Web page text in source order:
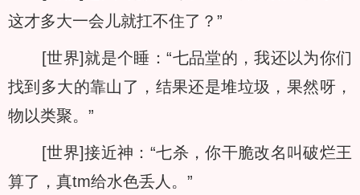
这才多大一会儿就扛不住了？”
[世界]就是个睡：“七品堂的，我还以为你们
找到多大的靠山了，结果还是堆垃圾，果然呀，
物以类聚。”
[世界]接近神：“七杀，你干脆改名叫破烂王
算了，真tm给水色丢人。”